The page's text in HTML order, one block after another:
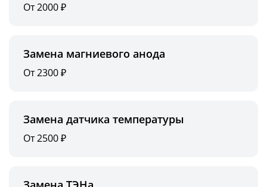
От 2000 ₽
Замена магниевого анода
От 2300 ₽
Замена датчика температуры
От 2500 ₽